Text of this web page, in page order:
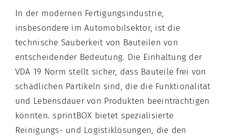
In der modernen Fertigungsindustrie,
insbesondere im Automobilsektor, ist die
technische Sauberkeit von Bauteilen von
entscheidender Bedeutung. Die Einhaltung der
VDA 19 Norm stellt sicher, dass Bauteile frei von
schädlichen Partikeln sind, die die Funktionalität
und Lebensdauer von Produkten beeinträchtigen
könnten. sprintBOX bietet spezialisierte
Reinigungs- und Logistiklösungen, die den